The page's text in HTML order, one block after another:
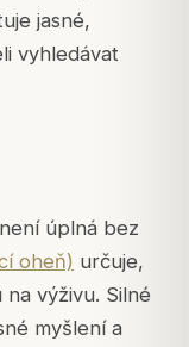
jasné,
vyhledávat
úplná bez
oheň) určuje,
výživu. Silné
myšlení a